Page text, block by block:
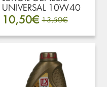
UNIVERSAL 10W40
SN/CF Synth 1L έως
205L
10,50€ 13,50€